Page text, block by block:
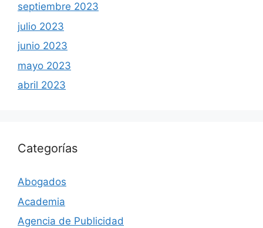
septiembre 2023
julio 2023
junio 2023
mayo 2023
abril 2023
Categorías
Abogados
Academia
Agencia de Publicidad